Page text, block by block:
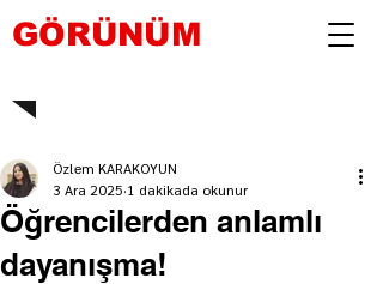
GÖRÜNÜM
Öğrencilerden anlamlı
dayanışma!
Özlem KARAKOYUN
3 Ara 2025 1 dakikada okunur